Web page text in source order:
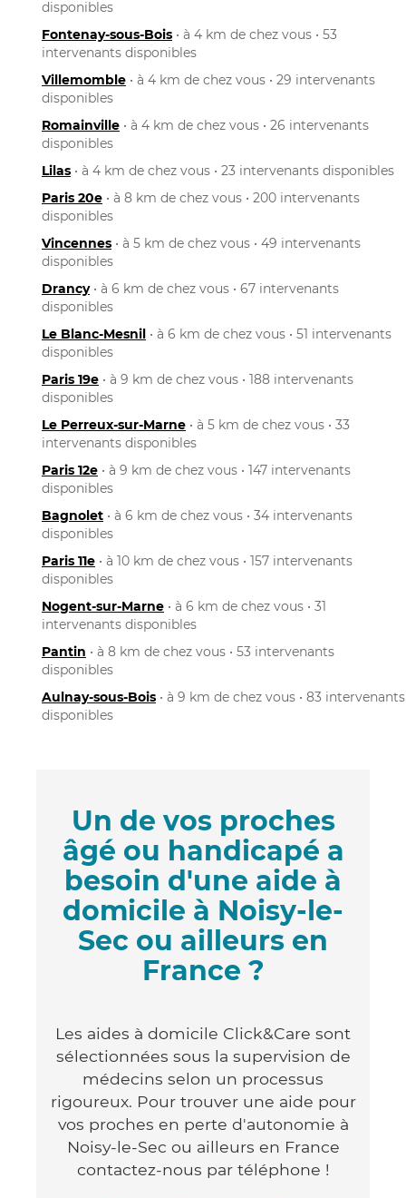
disponibles
Fontenay-sous-Bois • à 4 km de chez vous • 53
intervenants disponibles
Villemomble • à 4 km de chez vous • 29 intervenants
disponibles
Romainville • à 4 km de chez vous • 26 intervenants
disponibles
Lilas • à 4 km de chez vous • 23 intervenants disponibles
Paris 20e • à 8 km de chez vous • 200 intervenants
disponibles
Vincennes • à 5 km de chez vous • 49 intervenants
disponibles
Drancy• à 6 km de chez vous • 67 intervenants
disponibles
Le Blanc-Mesnil • à 6 km de chez vous • 51 intervenants
disponibles
Paris 19e • à 9 km de chez vous • 188 intervenants
disponibles
Le Perreux-sur-Marne • à 5 km de chez vous • 33
intervenants disponibles
Paris 12e • à 9 km de chez vous • 147 intervenants
disponibles
Bagnolet • à 6 km de chez vous • 34 intervenants
disponibles
Paris 11e • à 10 km de chez vous • 157 intervenants
disponibles
Nogent-sur-Marne • à 6 km de chez vous • 31
intervenants disponibles
Pantin • à 8 km de chez vous • 53 intervenants
disponibles
Aulnay-sous-Bois • à 9 km de chez vous • 83 intervenants
disponibles
Un de vos proches
âgé ou handicapé a
besoin d'une aide à
domicile à Noisy-le-
Sec ou ailleurs en
France ?
Les aides à domicile Click&Care sont
sélectionnées sous la supervision de
médecins selon un processus
rigoureux. Pour trouver une aide pour
vos proches en perte d'autonomie à
Noisy-le-Sec ou ailleurs en France
contactez-nous par téléphone !